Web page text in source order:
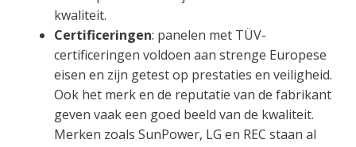
kwaliteit.
Certificeringen: panelen met TÜV-
certificeringen voldoen aan strenge Europese
eisen en zijn getest op prestaties en veiligheid.
Ook het merk en de reputatie van de fabrikant
geven vaak een goed beeld van de kwaliteit.
Merken zoals SunPower, LG en REC staan al